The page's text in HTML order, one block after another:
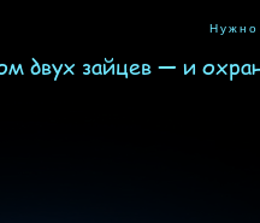
двух зайцев — и